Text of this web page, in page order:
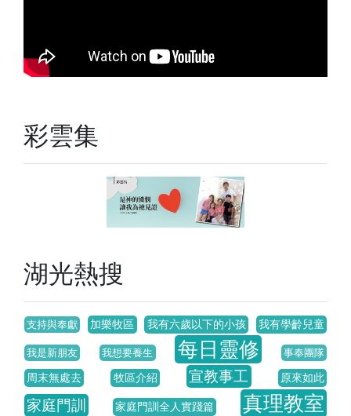
彩雲集
湖光熱搜
支持與奉獻 加樂牧區 我有六歲以下的小孩 我有學齡兒童
我是新朋友 我想要養生 每日靈修 事奉團隊
周末無處去 牧區介紹 宣教事工 原來如此
家庭門訓 家庭門訓全人實踐篇 真理教室